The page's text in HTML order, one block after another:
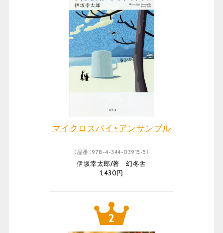
マイクロスパイ・アンサンブル
（品番：978-4-344-03915-5）
伊坂幸太郎/著 幻冬舎
1,430円